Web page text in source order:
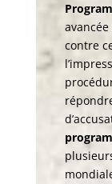
contre